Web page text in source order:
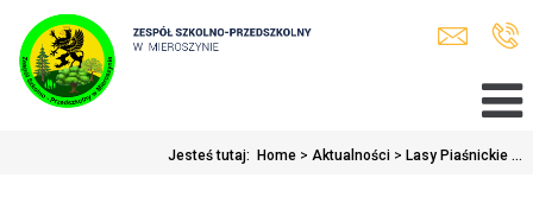
Jesteś tutaj: Home > Aktualności > Lasy Piaśnickie ...